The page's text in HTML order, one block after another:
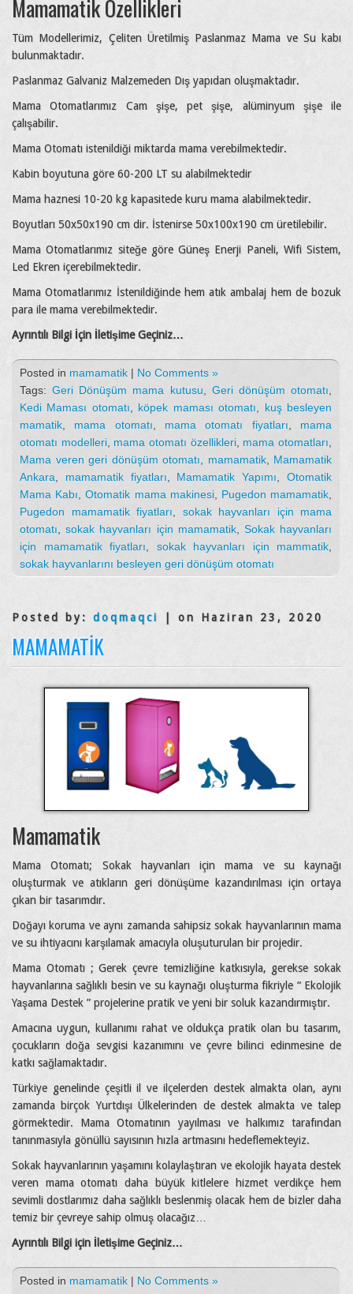
Mamamatik Özellikleri
Tüm Modellerimiz, Çeliten Üretilmiş Paslanmaz Mama ve Su kabı
bulunmaktadır.
Paslanmaz Galvaniz Malzemeden Dış yapıdan oluşmaktadır.
Mama Otomatlarımız Cam şişe, pet şişe, alüminyum şişe ile
çalışabilir.
Mama Otomatı istenildiği miktarda mama verebilmektedir.
Kabin boyutuna göre 60-200 LT su alabilmektedir
Mama haznesi 10-20 kg kapasitede kuru mama alabilmektedir.
Boyutları 50x50x190 cm dir. İstenirse 50x100x190 cm üretilebilir.
Mama Otomatlarımız siteğe göre Güneş Enerji Paneli, Wifi Sistem,
Led Ekren içerebilmektedir.
Mama Otomatlarımız İstenildiğinde hem atık ambalaj hem de bozuk
para ile mama verebilmektedir.
Ayrıntılı Bilgi İçin İletişime Geçiniz…
Posted in mamamatik | No Comments »
Tags:Geri Dönüşüm mama kutusu Geri dönüşüm otomatı
Kedi Maması otomatı
köpek maması otomatı
kuş besleyen
mamatik
mama otomatı mama otomatı fiyatları
mama
otomatı modelleri, mama otomatı özellikleri, mama otomatları
Mama veren geri dönüşüm otomatı
mamamatik, Mamamatik
Ankara
mamamatik fiyatları Mamamatik Yapımı ,Otomatik
Mama Kabı ,Otomatik mama makinesi, Pugedon mamamatik
Pugedon mamamatik fiyatları
sokak hayvanları için mama
otomatı ,sokak hayvanları için mamamatik, Sokak hayvanları
için mamamatik fiyatları
sokak hayvanları için mammatik
sokak hayvanlarını besleyen geri dönüşüm otomatı
Posted by: doqmaqci | on Haziran 23, 2020
MAMAMATIK
Mamamatik
Mama Otomatı; Sokak hayvanları için mama ve su kaynağı
oluşturmak ve atıkların geri dönüşüme kazandırılması için ortaya
çıkan bir tasarımdır.
Doğayı koruma ve aynı zamanda sahipsiz sokak hayvanlarının mama
ve su ihtiyacını karşılamak amacıyla oluşuturulan bir projedir.
Mama Otomatı ; Gerek çevre temizliğine katkısıyla, gerekse sokak
hayvanlarına sağlıklı besin ve su kaynağı oluşturma fikriyle “ Ekolojik
Yaşama Destek ” projelerine pratik ve yeni bir soluk kazandırmıştır.
Amacına uygun, kullanımı rahat ve oldukça pratik olan bu tasarım,
çocukların doğa sevgisi kazanımını ve çevre bilinci edinmesine de
katkı sağlamaktadır.
Türkiye genelinde çeşitli il ve ilçelerden destek almakta olan, aynı
zamanda birçok Yurtdışı Ülkelerinden de destek almakta ve talep
görmektedir. Mama Otomatının yayılması ve halkımız tarafından
tanınmasıyla gönüllü sayısının hızla artmasını hedeflemekteyiz.
Sokak hayvanlarının yaşamını kolaylaştıran ve ekolojik hayata destek
veren mama otomatı daha büyük kitlelere hizmet verdikçe hem
sevimli dostlarımız daha sağlıklı beslenmiş olacak hem de bizler daha
temiz bir çevreye sahip olmuş olacağız…
Ayrıntılı Bilgi için İletişime Geçiniz…
Posted in mamamatik | No Comments »